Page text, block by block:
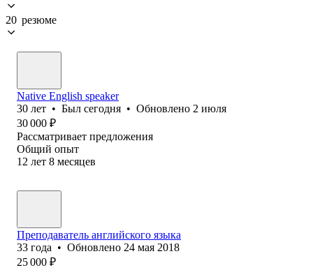
20 резюме
Native English speaker
30 лет • Был сегодня • Обновлено 2 июля
30 000 ₽
Рассматривает предложения
Общий опыт
12 лет 8 месяцев
Преподаватель английского языка
33 года • Обновлено 24 мая 2018
25 000 ₽